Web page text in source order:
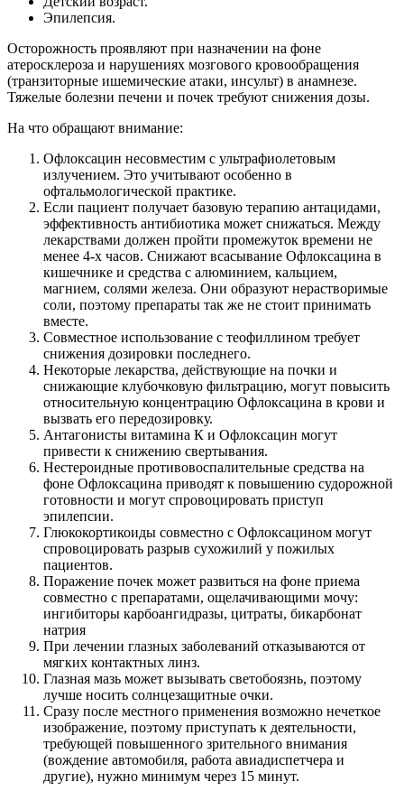
Эпилепсия.
Осторожность проявляют при назначении на фоне
атеросклероза и нарушениях мозгового кровообращения
(транзиторные ишемические атаки, инсульт) в анамнезе.
Тяжелые болезни печени и почек требуют снижения дозы.
На что обращают внимание:
Офлоксацин несовместим с ультрафиолетовым
излучением. Это учитывают особенно в
офтальмологической практике.
Если пациент получает базовую терапию антацидами,
эффективность антибиотика может снижаться. Между
лекарствами должен пройти промежуток времени не
менее 4-х часов. Снижают всасывание Офлоксацина в
кишечнике и средства с алюминием, кальцием,
магнием, солями железа. Они образуют нерастворимые
соли, поэтому препараты так же не стоит принимать
вместе.
Совместное использование с теофиллином требует
снижения дозировки последнего.
Некоторые лекарства, действующие на почки и
снижающие клубочковую фильтрацию, могут повысить
относительную концентрацию Офлоксацина в крови и
вызвать его передозировку.
Антагонисты витамина К и Офлоксацин могут
привести к снижению свертывания.
Нестероидные противовоспалительные средства на
фоне Офлоксацина приводят к повышению судорожной
готовности и могут спровоцировать приступ
эпилепсии.
Глюкокортикоиды совместно с Офлоксацином могут
спровоцировать разрыв сухожилий у пожилых
пациентов.
Поражение почек может развиться на фоне приема
совместно с препаратами, ощелачивающими мочу:
ингибиторы карбоангидразы, цитраты, бикарбонат
натрия
При лечении глазных заболеваний отказываются от
мягких контактных линз.
Глазная мазь может вызывать светобоязнь, поэтому
лучше носить солнцезащитные очки.
Сразу после местного применения возможно нечеткое
изображение, поэтому приступать к деятельности,
требующей повышенного зрительного внимания
(вождение автомобиля, работа авиадиспетчера и
другие), нужно минимум через 15 минут.